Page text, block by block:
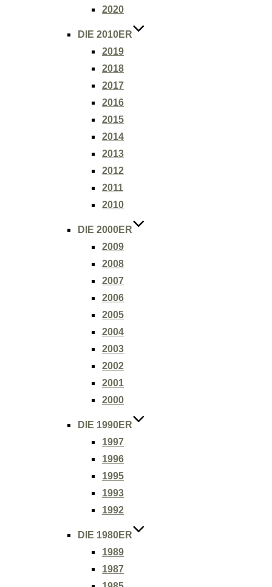
2020
DIE 2010ER
2019
2018
2017
2016
2015
2014
2013
2012
2011
2010
DIE 2000ER
2009
2008
2007
2006
2005
2004
2003
2002
2001
2000
DIE 1990ER
1997
1996
1995
1993
1992
DIE 1980ER
1989
1987